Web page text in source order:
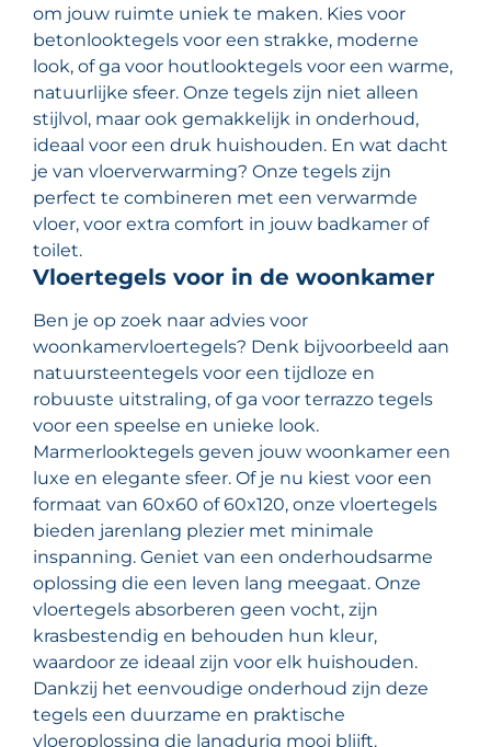
om jouw ruimte uniek te maken. Kies voor
betonlooktegels voor een strakke, moderne
look, of ga voor houtlooktegels voor een warme,
natuurlijke sfeer. Onze tegels zijn niet alleen
stijlvol, maar ook gemakkelijk in onderhoud,
ideaal voor een druk huishouden. En wat dacht
je van vloerverwarming? Onze tegels zijn
perfect te combineren met een verwarmde
vloer, voor extra comfort in jouw badkamer of
toilet.
Vloertegels voor in de woonkamer
Ben je op zoek naar advies voor
woonkamervloertegels? Denk bijvoorbeeld aan
natuursteentegels voor een tijdloze en
robuuste uitstraling, of ga voor terrazzo tegels
voor een speelse en unieke look.
Marmerlooktegels geven jouw woonkamer een
luxe en elegante sfeer. Of je nu kiest voor een
formaat van 60x60 of 60x120, onze vloertegels
bieden jarenlang plezier met minimale
inspanning. Geniet van een onderhoudsarme
oplossing die een leven lang meegaat. Onze
vloertegels absorberen geen vocht, zijn
krasbestendig en behouden hun kleur,
waardoor ze ideaal zijn voor elk huishouden.
Dankzij het eenvoudige onderhoud zijn deze
tegels een duurzame en praktische
vloeroplossing die langdurig mooi blijft.